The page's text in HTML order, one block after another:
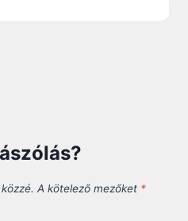
A kötelező mezőket *